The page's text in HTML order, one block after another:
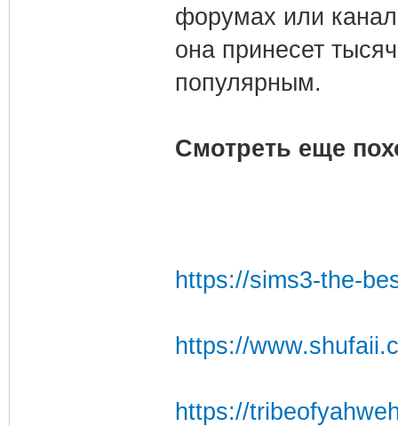
форумах или
она принесет
популярным.
Смотреть еще
https://sims3-the-
https://
https://